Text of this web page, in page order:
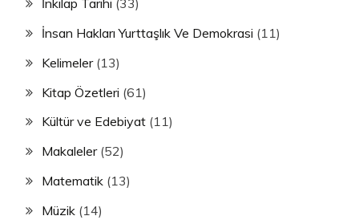
İnkılap Tarihi (33)
İnsan Hakları Yurttaşlık Ve Demokrasi (11)
Kelimeler(13)
Kitap Özetleri (61)
Kültür ve Edebiyat (11)
Makaleler(52)
Matematik (13)
Müzik (14)